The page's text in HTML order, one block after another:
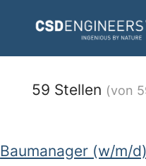
59 Stellen (von
Baumanager (w/m/